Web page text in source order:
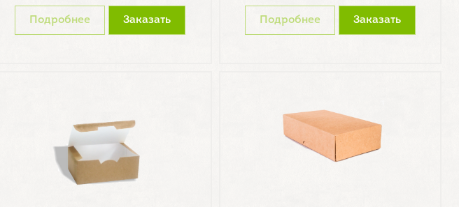
Подробнее Заказать Подробнее Заказать